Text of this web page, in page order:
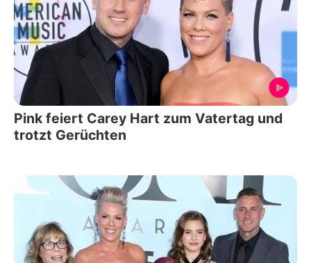
Pink feiert Carey Hart zum Vatertag und
trotzt Gerüchten